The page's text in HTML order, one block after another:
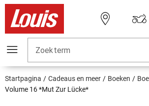
Zoekterm
Startpagina Cadeaus en meer Boeken
Volume 16 *Mut Zur Lücke*